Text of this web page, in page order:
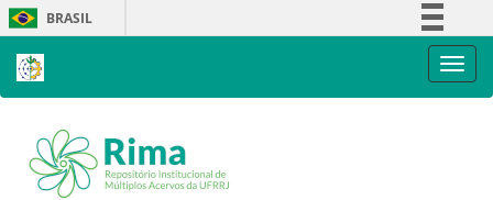
Skip
navigation
BRASIL